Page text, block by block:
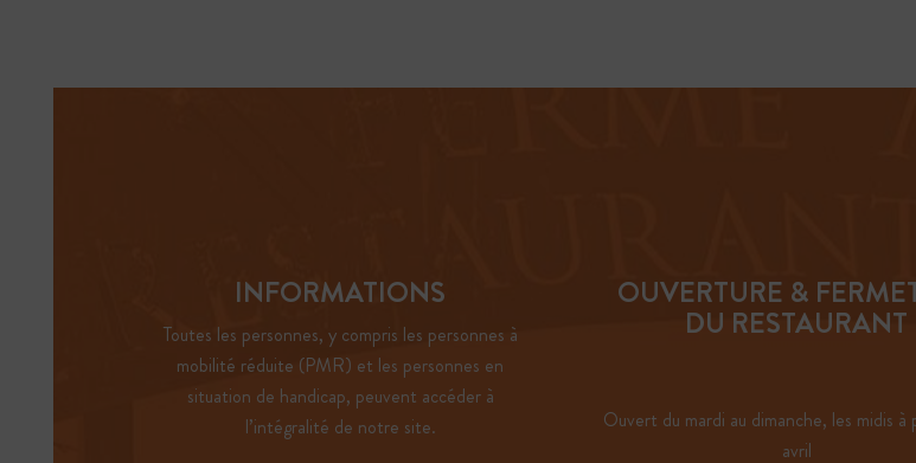
INFORMATIONS
Toutes les personnes, y compris les personnes à
mobilité réduite (PMR) et les personnes en
situation de handicap, peuvent accéder à
l’intégralité de notre site.
OUVERTURE &
DU RESTAURANT
Ouvert du mardi au dimanche, les midis
avril